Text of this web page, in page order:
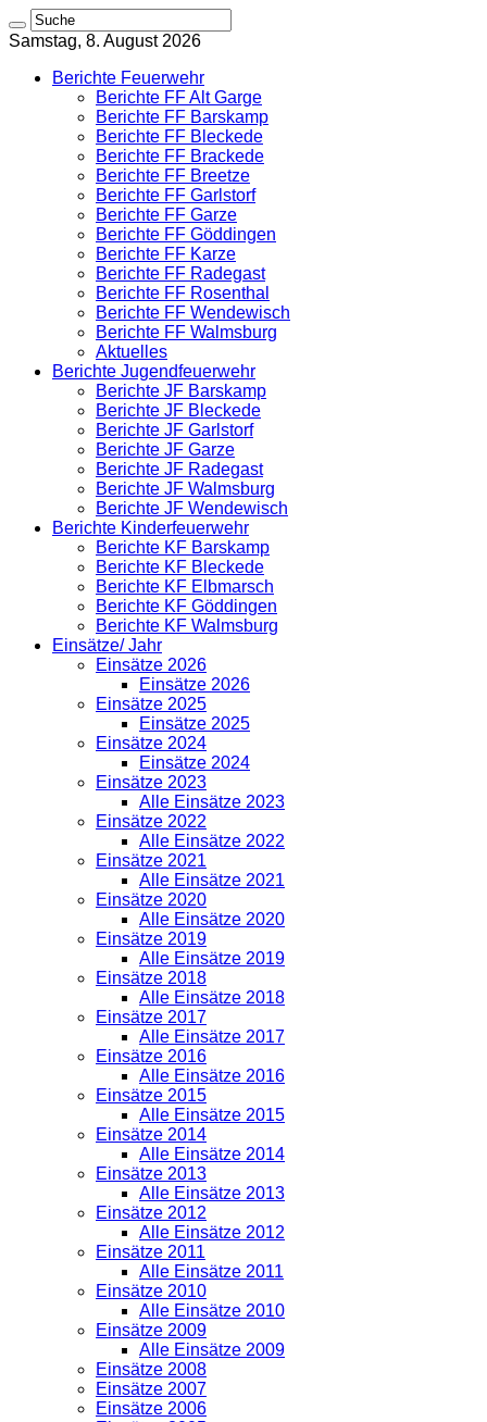
Samstag, 8. August 2026
Berichte Feuerwehr
Berichte FF Alt Garge
Berichte FF Barskamp
Berichte FF Bleckede
Berichte FF Brackede
Berichte FF Breetze
Berichte FF Garlstorf
Berichte FF Garze
Berichte FF Göddingen
Berichte FF Karze
Berichte FF Radegast
Berichte FF Rosenthal
Berichte FF Wendewisch
Berichte FF Walmsburg
Aktuelles
Berichte Jugendfeuerwehr
Berichte JF Barskamp
Berichte JF Bleckede
Berichte JF Garlstorf
Berichte JF Garze
Berichte JF Radegast
Berichte JF Walmsburg
Berichte JF Wendewisch
Berichte Kinderfeuerwehr
Berichte KF Barskamp
Berichte KF Bleckede
Berichte KF Elbmarsch
Berichte KF Göddingen
Berichte KF Walmsburg
Einsätze/ Jahr
Einsätze 2026
Einsätze 2026
Einsätze 2025
Einsätze 2025
Einsätze 2024
Einsätze 2024
Einsätze 2023
Alle Einsätze 2023
Einsätze 2022
Alle Einsätze 2022
Einsätze 2021
Alle Einsätze 2021
Einsätze 2020
Alle Einsätze 2020
Einsätze 2019
Alle Einsätze 2019
Einsätze 2018
Alle Einsätze 2018
Einsätze 2017
Alle Einsätze 2017
Einsätze 2016
Alle Einsätze 2016
Einsätze 2015
Alle Einsätze 2015
Einsätze 2014
Alle Einsätze 2014
Einsätze 2013
Alle Einsätze 2013
Einsätze 2012
Alle Einsätze 2012
Einsätze 2011
Alle Einsätze 2011
Einsätze 2010
Alle Einsätze 2010
Einsätze 2009
Alle Einsätze 2009
Einsätze 2008
Einsätze 2007
Einsätze 2006